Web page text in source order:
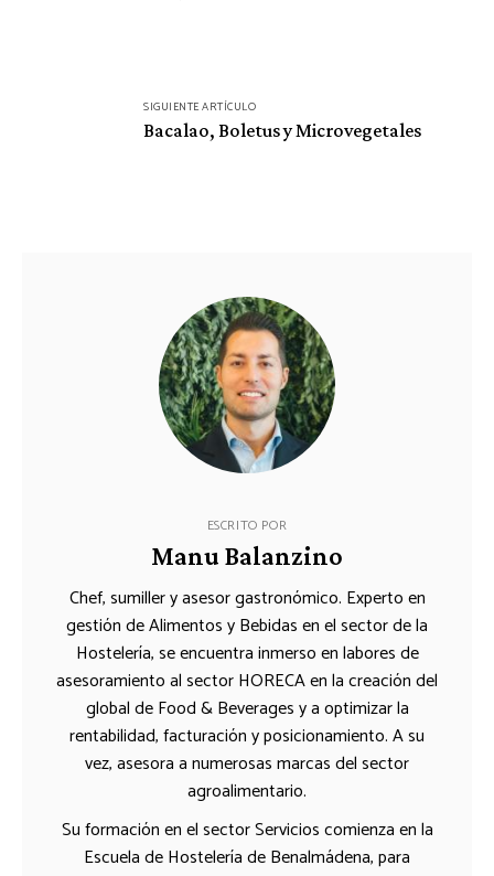
SIGUIENTE ARTÍCULO
Bacalao, Boletus y Microvegetales
ESCRITO POR
Manu Balanzino
Chef, sumiller y asesor gastronómico. Experto en
gestión de Alimentos y Bebidas en el sector de la
Hostelería, se encuentra inmerso en labores de
asesoramiento al sector HORECA en la creación del
global de Food & Beverages y a optimizar la
rentabilidad, facturación y posicionamiento. A su
vez, asesora a numerosas marcas del sector
agroalimentario.
Su formación en el sector Servicios comienza en la
Escuela de Hostelería de Benalmádena, para